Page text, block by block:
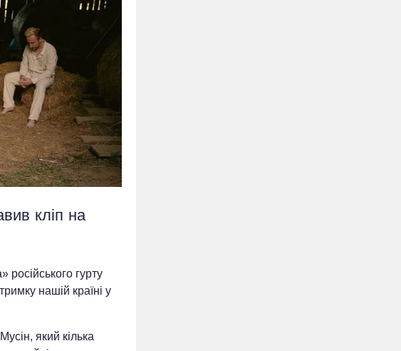
кліп на
російського гурту
нашій країні у
який кілька